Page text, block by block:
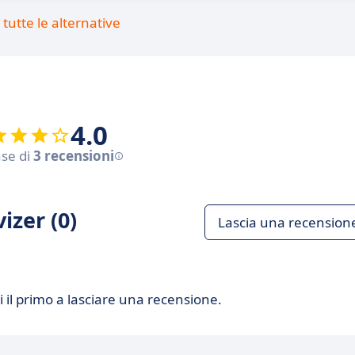
tutte le alternative
4.0
di 3 recensioni
(0) Lascia una
il primo a lasciare una recensione.